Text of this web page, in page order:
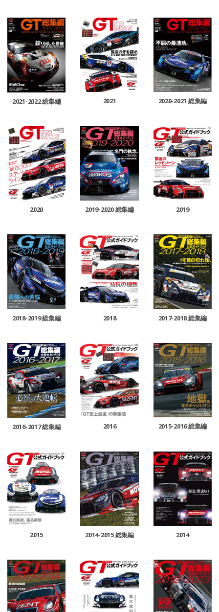
2021-2022 総集編 2021 2020-2021 総集編
2020 2019-2020 総集編 2019
2018-2019 総集編 2018 2017-2018 総集編
2016-2017 総集編 2016 2015-2016 総集編
2015 2014-2015 総集編 2014